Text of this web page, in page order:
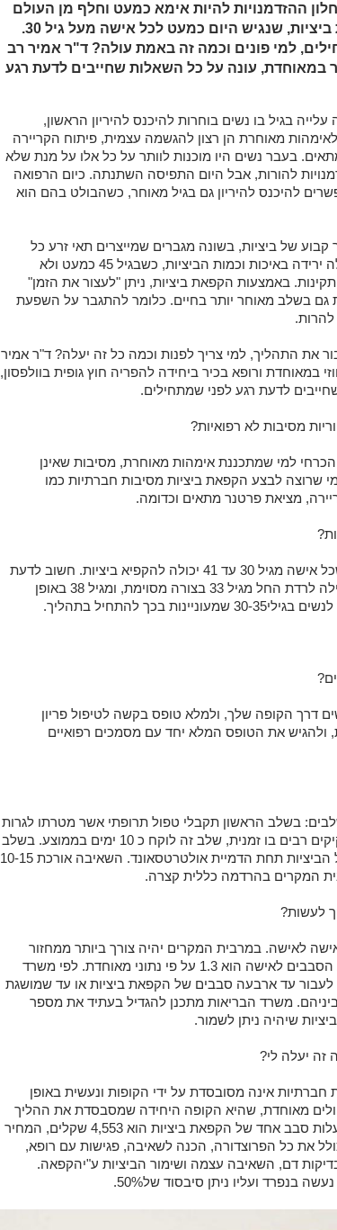
ההזדמנויות להיות אימא כמעט וחלף מן העולם
בזכות הליך הקפאת ביציות, שנגיש היום כמעט לכל אישה מעל גיל 30.
למי פונים וכמה זה באמת עולה? ד"ר אמיר רב
במאוחדת, עונה על כל השאלות שחייבים לדעת רגע
עלייה בגיל בו נשים בוחרות להיכנס להיריון הראשון,
מאוחרת הן רצון להגשמה עצמית, פיתוח הקריירה
בעבר נשים היו מוכנות לוותר על כל אלו על מנת שלא
להורות, אבל היום התפיסה השתנתה. כיום הרפואה
להיכנס להיריון גם בגיל מאוחר, כשהבולט בהם הוא
קבוע של ביציות, בשונה מגברים שמייצרים תאי זרע כל
עם השנים, חלה ירידה באיכות וכמות הביציות, כשבגיל 45 כמעט ולא
תקינות. באמצעות הקפאת ביציות, ניתן "לעצור את הזמן"
גם בשלב מאוחר יותר בחיים. כלומר להתגבר על השפעת
להרות.
את התהליך, למי צריך לפנות וכמה כל זה יעלה? ד"ר אמיר
במאוחדת ורופא בכיר ביחידה להפריה חוץ גופית בוולפסון,
לדעת רגע לפני שמתחילים.
מסיבות לא רפואיות?
הכרחי למי שמתכננת אימהות מאוחרת, מסיבות שאינן
שרוצה לבצע הקפאת ביציות מסיבות חברתיות כמו
מציאת פרטנר מתאים וכדומה.
יכולה להקפיא ביציות.
חשוב לדעת
לרדת החל מגיל בצורה מסוימת, ומגיל
באופן
לנשים בגילי30-35 שמעוניינות בכך להתחיל בתהליך.
דרך הקופה שלך, ולמלא טופס בקשה לטיפול פריון
ולהגיש את הטופס המלא יחד עם מסמכים רפואיים
בשלב הראשון תקבלי טפול תרופתי אשר מטרתו לגרות
את השחלה ליצירת זקיקים רבים בו זמנית, שלב זה לוקח כ 10 ימים בממוצע. בשלב
תחת הדמיית אולטרטסאונד
. השאיבה אורכת 10-15
המקרים בהרדמה כללית קצרה.
לעשות?
לאישה. במרבית המקרים יהיה צורך ביותר ממחזור
טיפול אחד, כשממוצע הסבבים לאישה הוא 1.3 על פי נתוני מאוחדת. לפי משרד
לעבור עד ארבעה סבבים של הקפאת ביציות או עד שמושגת
. משרד הבריאות מתכנן להגדיל בעתיד את מספר
שיהיה ניתן לשמור.
זה יעלה לי?
חברתיות אינה מסובסדת על ידי הקופות ונעשית באופן
מאוחדת, שהיא הקופה היחידה שמסבסדת את ההליך
במסגרת ביטוח שיא. עלות סבב אחד של הקפאת ביציות הוא 4,553 שקלים, המחיר
את כל הפרוצדורה, הכנה לשאיבה, פגישות עם רופא,
דם, השאיבה עצמה ושימור הביציות ע"יהקפאה.
בנפרד ועליו ניתן סיבסוד של50%.